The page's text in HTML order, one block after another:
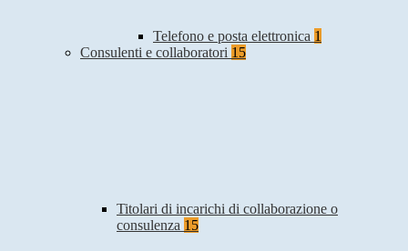
Telefono e posta elettronica 1
Consulenti e collaboratori 15
Titolari di incarichi di collaborazione o
consulenza 15